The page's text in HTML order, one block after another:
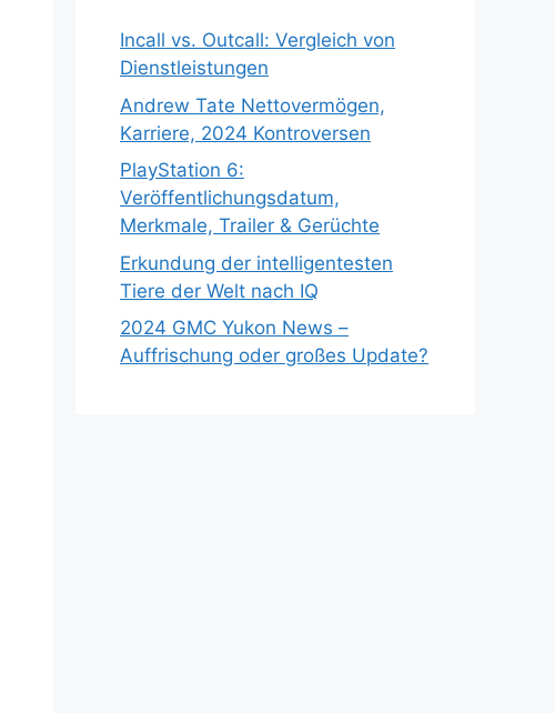
Incall vs. Outcall: Vergleich von
Dienstleistungen
Andrew Tate Nettovermögen,
Karriere, 2024 Kontroversen
PlayStation 6:
Veröffentlichungsdatum,
Merkmale, Trailer & Gerüchte
Erkundung der intelligentesten
Tiere der Welt nach IQ
2024 GMC Yukon News –
Auffrischung oder großes Update?